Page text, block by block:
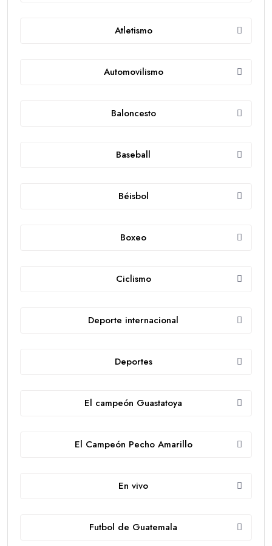
Atletismo
Automovilismo
Baloncesto
Baseball
Béisbol
Boxeo
Ciclismo
Deporte internacional
Deportes
El campeón Guastatoya
El Campeón Pecho Amarillo
En vivo
Futbol de Guatemala